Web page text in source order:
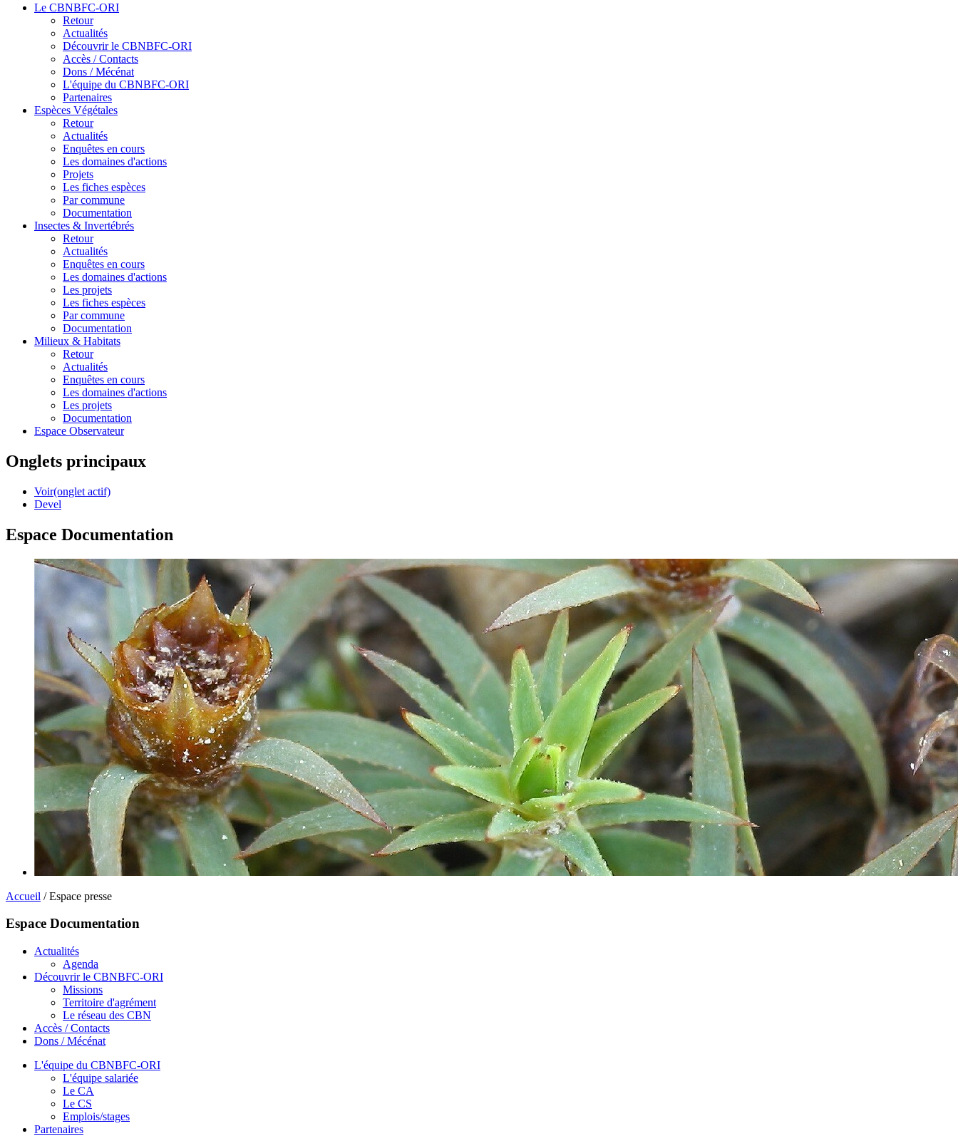
Le CBNBFC-ORI
Retour
Actualités
Découvrir le CBNBFC-ORI
Accès / Contacts
Dons / Mécénat
L'équipe du CBNBFC-ORI
Partenaires
Espèces Végétales
Retour
Actualités
Enquêtes en cours
Les domaines d'actions
Projets
Les fiches espèces
Par commune
Documentation
Insectes & Invertébrés
Retour
Actualités
Enquêtes en cours
Les domaines d'actions
Les projets
Les fiches espèces
Par commune
Documentation
Milieux & Habitats
Retour
Actualités
Enquêtes en cours
Les domaines d'actions
Les projets
Documentation
Espace Observateur
Onglets principaux
Voir(onglet actif)
Devel
Espace Documentation
Accueil / Espace presse
Espace Documentation
Actualités
Agenda
Découvrir le CBNBFC-ORI
Missions
Territoire d'agrément
Le réseau des CBN
Accès / Contacts
Dons / Mécénat
L'équipe du CBNBFC-ORI
L'équipe salariée
Le CA
Le CS
Emplois/stages
Partenaires